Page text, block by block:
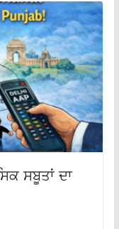
ਸਬੂਤਾਂ ਦਾ